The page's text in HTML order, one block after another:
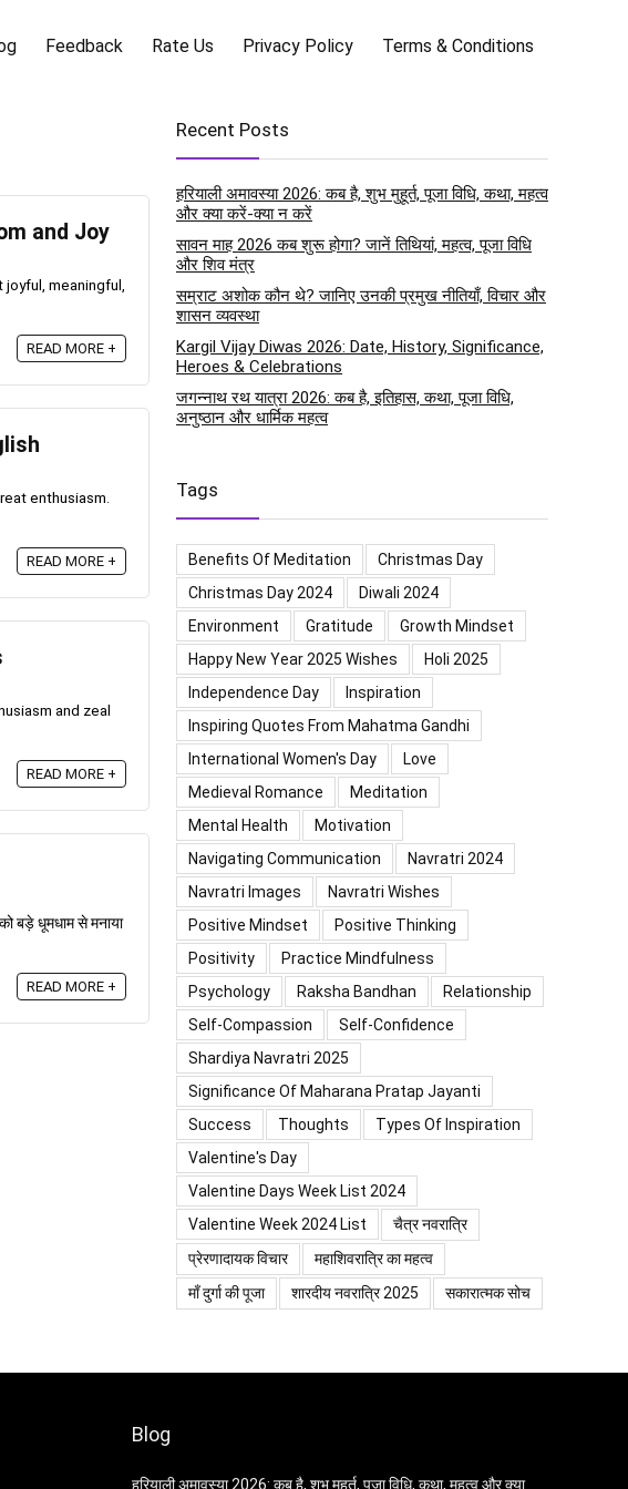
Feedback Rate Us Privacy Policy Terms & Conditions
and Joy
meaningful,
READ MORE +
enthusiasm.
READ MORE +
and zeal
READ MORE +
बड़े धूमधाम से मनाया
READ MORE +
Recent Posts
हरियाली अमावस्या 2026: कब है, शुभ मुहूर्त, पूजा विधि, कथा, महत्व
और क्या करें-क्या न करें
सावन माह 2026 कब शुरू होगा? जानें तिथियां, महत्व, पूजा विधि
और शिव मंत्र
सम्राट अशोक कौन थे? जानिए उनकी प्रमुख नीतियाँ, विचार और
शासन व्यवस्था
Kargil Vijay Diwas 2026: Date, History, Significance,
Heroes & Celebrations
जगन्नाथ रथ यात्रा 2026: कब है, इतिहास, कथा, पूजा विधि,
अनुष्ठान और धार्मिक महत्व
Tags
Benefits Of Meditation
Christmas Day
Christmas Day 2024
Diwali 2024
Environment
Gratitude
Growth Mindset
Happy New Year 2025 Wishes
Holi 2025
Independence Day
Inspiration
Inspiring Quotes From Mahatma Gandhi
International Women's Day
Love
Medieval Romance
Meditation
Mental Health
Motivation
Navigating Communication
Navratri 2024
Navratri Images
Navratri Wishes
Positive Mindset
Positive Thinking
Positivity
Practice Mindfulness
Psychology
Raksha Bandhan
Relationship
Self-Compassion
Self-Confidence
Shardiya Navratri 2025
Significance Of Maharana Pratap Jayanti
Success
Thoughts
Types Of Inspiration
Valentine's Day
Valentine Days Week List 2024
Valentine Week 2024 List
चैत्र नवरात्रि
प्रेरणादायक विचार
महाशिवरात्रि का महत्व
माँ दुर्गा की पूजा
शारदीय नवरात्रि 2025 सकारात्मक सोच
Blog
हरियाली अमावस्या 2026: कब है, शुभ मुहूर्त, पूजा विधि, कथा, महत्व और क्या